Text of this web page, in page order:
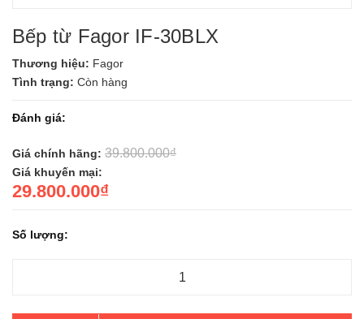
Bếp từ Fagor IF-30BLX
Thương hiệu: Fagor
Tình trạng: Còn hàng
Đánh giá:
Giá chính hãng: 39.800.000₫
Giá khuyến mại:
29.800.000₫
Số lượng: